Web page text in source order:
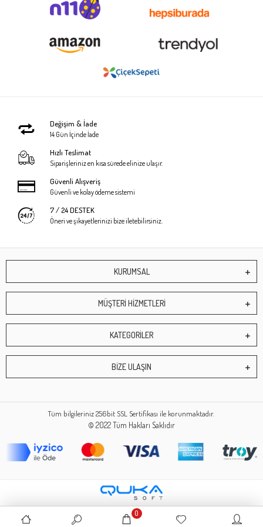
Değişim & İade
14 Gün İçinde İade
Hızlı Teslimat
Siparişleriniz en kısa sürede elinize ulaşır.
Güvenli Alışveriş
Güvenli ve kolay ödeme sistemi
7 / 24 DESTEK
Öneri ve şikayetlerinizi bize iletebilirsiniz.
KURUMSAL
MÜŞTERİ HİZMETLERİ
KATEGORİLER
BİZE ULAŞIN
Tüm bilgileriniz 256bit SSL Sertifikası ile korunmaktadır.
© 2022Tüm Hakları Saklıdır
0